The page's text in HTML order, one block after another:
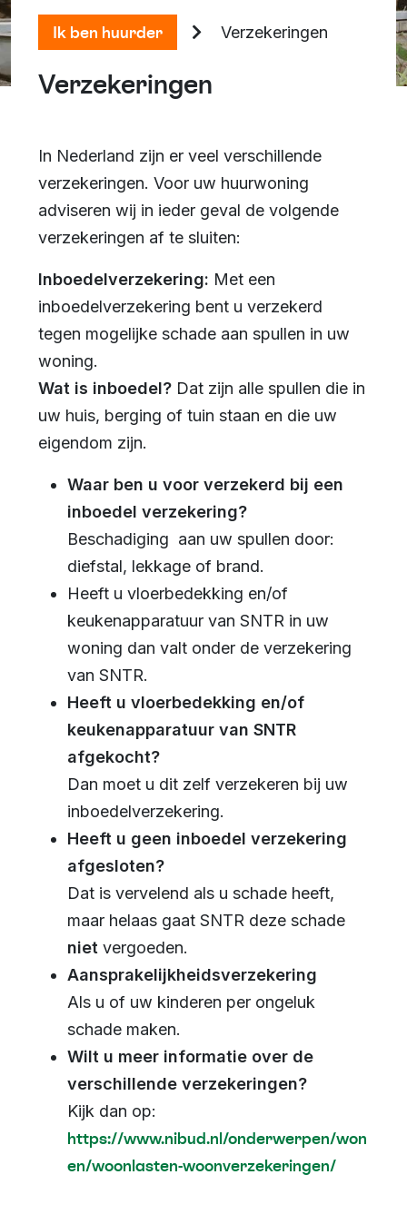
Ik ben huurder Verzekeringen
Verzekeringen
In Nederland zijn er veel verschillende
verzekeringen. Voor uw huurwoning
adviseren wij in ieder geval de volgende
verzekeringen af te sluiten:
Inboedelverzekering: Met een
inboedelverzekering bent u verzekerd
tegen mogelijke schade aan spullen in uw
woning.
Wat is inboedel? Dat zijn alle spullen die in
uw huis, berging of tuin staan en die uw
eigendom zijn.
Waar ben u voor verzekerd bij een
inboedel verzekering?
Beschadiging aan uw spullen door:
diefstal, lekkage of brand.
Heeft u vloerbedekking en/of
keukenapparatuur van SNTR in uw
woning dan valt onder de verzekering
van SNTR.
Heeft u vloerbedekking en/of
keukenapparatuur van SNTR
afgekocht?
Dan moet u dit zelf verzekeren bij uw
inboedelverzekering.
Heeft u geen inboedel verzekering
afgesloten?
Dat is vervelend als u schade heeft,
maar helaas gaat SNTR deze schade
niet vergoeden.
Aansprakelijkheidsverzekering
Als u of uw kinderen per ongeluk
schade maken.
Wilt u meer informatie over de
verschillende verzekeringen?
Kijk dan op:
https://www.nibud.nl/onderwerpen/won
en/woonlasten-woonverzekeringen/